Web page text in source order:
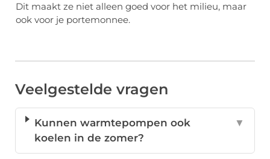
Dit maakt ze niet alleen goed voor het milieu, maar
ook voor je portemonnee.
Veelgestelde vragen
Kunnen warmtepompen ook
koelen in de zomer?
▼